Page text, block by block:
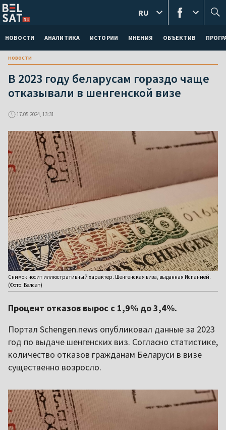
НОВОСТИ АНАЛИТИКА ИСТОРИИ МНЕНИЯ ОБЪЕКТИВ
RU
новости
В 2023 году беларусам гораздо чаще
отказывали в шенгенской визе
17.05.2024, 13:31
Снимок носит иллюстративный характер. Шенгенская виза, выданная Испанией.
(Фото: Белсат)
Процент отказов вырос с 1,9% до 3,4%.
Портал Schengen.news опубликовал данные за 2023
год по выдаче шенгенских виз. Согласно статистике,
количество отказов гражданам Беларуси в визе
существенно возросло.